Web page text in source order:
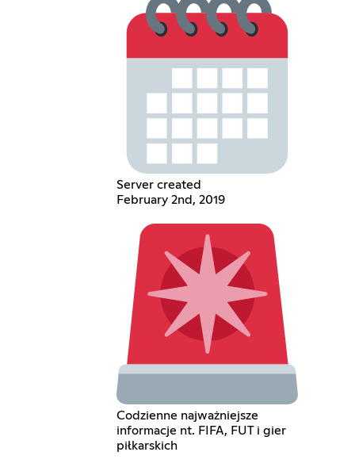
Server created
February 2nd, 2019
Codzienne najważniejsze
informacje nt. FIFA, FUT i gier
piłkarskich